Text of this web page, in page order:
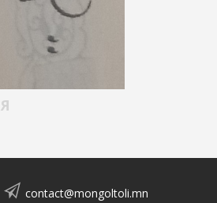
Я
contact@mongoltoli.mn